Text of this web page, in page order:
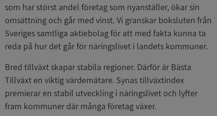
som har störst andel företag som nyanställer, ökar sin
omsättning och går med vinst. Vi granskar boksluten från
Sveriges samtliga aktiebolag för att med fakta kunna ta
reda på hur det går för näringslivet i landets kommuner.
Bred tillväxt skapar stabila regioner. Därför är Bästa
Tillväxt en viktig värdemätare. Synas tillväxtindex
premierar en stabil utveckling i näringslivet och lyfter
fram kommuner där många företag växer.